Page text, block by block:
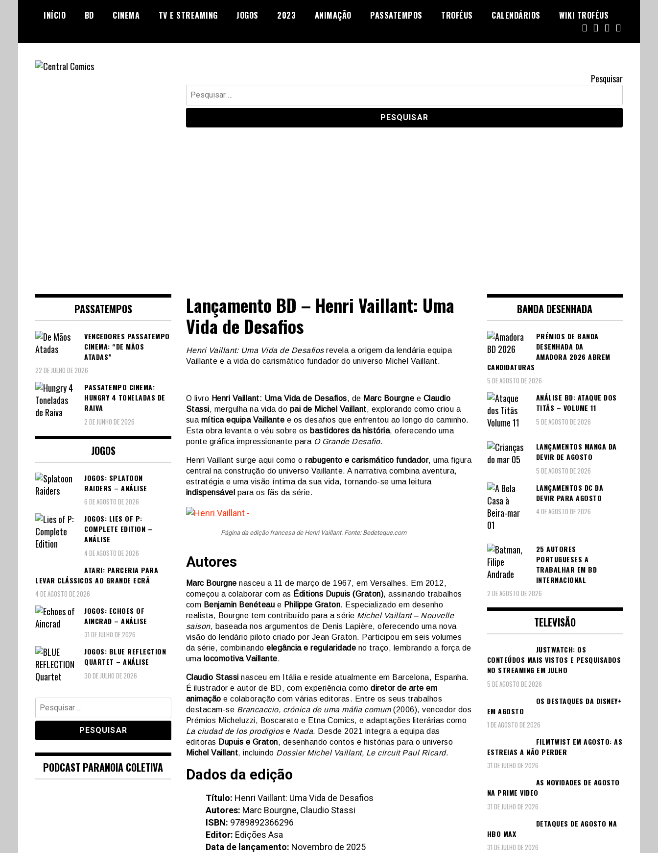
INÍCIO BD CINEMA TV E STREAMING JOGOS 2023 ANIMAÇÃO PASSATEMPOS TROFÉUS CALENDÁRIOS WIKI TROFÉUS
Pesquisar
Pesquisar
por:
Lançamento BD – Henri Vaillant: Uma
Vida de Desafios
Henri Vaillant: Uma Vida de Desafiosrevela a origem da lendária equipa
Vaillante e a vida do carismático fundador do universo Michel Vaillant.
O livro Henri Vaillant: Uma Vida de Desafios, de Marc Bourgne e Claudio
Stassi, mergulha na vida do pai de Michel Vaillant, explorando como criou a
sua mítica equipa Vaillante e os desafios que enfrentou ao longo do caminho.
Esta obra levanta o véu sobre os bastidores da história, oferecendo uma
ponte gráfica impressionante para O Grande Desafio.
Henri Vaillant surge aqui como o rabugento e carismático fundador, uma figura
central na construção do universo Vaillante. A narrativa combina aventura,
estratégia e uma visão íntima da sua vida, tornando-se uma leitura
indispensável para os fãs da série.
Página da edição francesa de Henri Vaillant. Fonte: Bedeteque.com
Autores
Marc Bourgne nasceu a 11 de março de 1967, em Versalhes. Em 2012,
começou a colaborar com as Éditions Dupuis (Graton), assinando trabalhos
com Benjamin Benéteau e Philippe Graton. Especializado em desenho
realista, Bourgne tem contribuído para a série Michel Vaillant – Nouvelle
saison, baseada nos argumentos de Denis Lapière, oferecendo uma nova
visão do lendário piloto criado por Jean Graton. Participou em seis volumes
da série, combinando elegância e regularidade no traço, lembrando a força de
uma locomotiva Vaillante.
Claudio Stassi nasceu em Itália e reside atualmente em Barcelona, Espanha.
É ilustrador e autor de BD, com experiência como diretor de arte em
animação e colaboração com várias editoras. Entre os seus trabalhos
destacam-se Brancaccio, crónica de uma máfia comum(2006), vencedor dos
Prémios Micheluzzi, Boscarato e Etna Comics, e adaptações literárias como
La ciudad de los prodigiose Nada. Desde 2021 integra a equipa das
editoras Dupuis e Graton, desenhando contos e histórias para o universo
Michel Vaillant, incluindo Dossier Michel Vaillant, Le circuit Paul Ricard.
Dados da edição
Título: Henri Vaillant: Uma Vida de Desafios
Autores: Marc Bourgne, Claudio Stassi
ISBN: 9789892366296
Editor: Edições Asa
Data de lançamento: Novembro de 2025
PASSATEMPOS
VENCEDORES PASSATEMPO
CINEMA: “DE MÃOS
ATADAS”
22 DE JULHO DE 2026
PASSATEMPO CINEMA:
HUNGRY 4 TONELADAS DE
RAIVA
2 DE JUNHO DE 2026
JOGOS
JOGOS: SPLATOON
RAIDERS – ANÁLISE
6 DE AGOSTO DE 2026
JOGOS: LIES OF P:
COMPLETE EDITION –
ANÁLISE
4 DE AGOSTO DE 2026
ATARI: PARCERIA PARA
LEVAR CLÁSSICOS AO GRANDE ECRÃ
4 DE AGOSTO DE 2026
JOGOS: ECHOES OF
AINCRAD – ANÁLISE
31 DE JULHO DE 2026
JOGOS: BLUE REFLECTION
QUARTET – ANÁLISE
30 DE JULHO DE 2026
Pesquisar
por:
PODCAST PARANOIA COLETIVA
BANDA DESENHADA
PRÉMIOS DE BANDA
DESENHADA DA
AMADORA 2026 ABREM
CANDIDATURAS
5 DE AGOSTO DE 2026
ANÁLISE BD: ATAQUE DOS
TITÃS – VOLUME 11
5 DE AGOSTO DE 2026
LANÇAMENTOS MANGA DA
DEVIR DE AGOSTO
5 DE AGOSTO DE 2026
LANÇAMENTOS DC DA
DEVIR PARA AGOSTO
4 DE AGOSTO DE 2026
25 AUTORES
PORTUGUESES A
TRABALHAR EM BD
INTERNACIONAL
2 DE AGOSTO DE 2026
TELEVISÃO
JUSTWATCH: OS
CONTEÚDOS MAIS VISTOS E PESQUISADOS
NO STREAMING EM JULHO
5 DE AGOSTO DE 2026
OS DESTAQUES DA DISNEY+
EM AGOSTO
1 DE AGOSTO DE 2026
FILMTWIST EM AGOSTO: AS
ESTREIAS A NÃO PERDER
31 DE JULHO DE 2026
AS NOVIDADES DE AGOSTO
NA PRIME VIDEO
31 DE JULHO DE 2026
DETAQUES DE AGOSTO NA
HBO MAX
31 DE JULHO DE 2026